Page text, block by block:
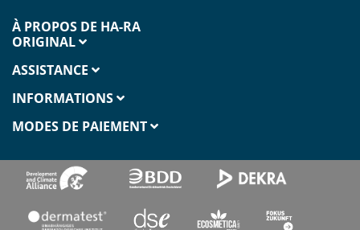
À PROPOS DE HA-RA
ORIGINAL
ASSISTANCE
INFORMATIONS
MODES DE PAIEMENT